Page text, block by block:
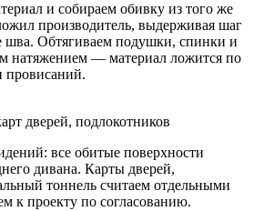
и собираем обивку из того же
производитель, выдерживая шаг
шва. Обтягиваем подушки, спинки и
натяжением — материал ложится по
провисаний.
дверей, подлокотников
все обитые поверхности
дивана. Карты дверей,
тоннель считаем отдельными
к проекту по согласованию.